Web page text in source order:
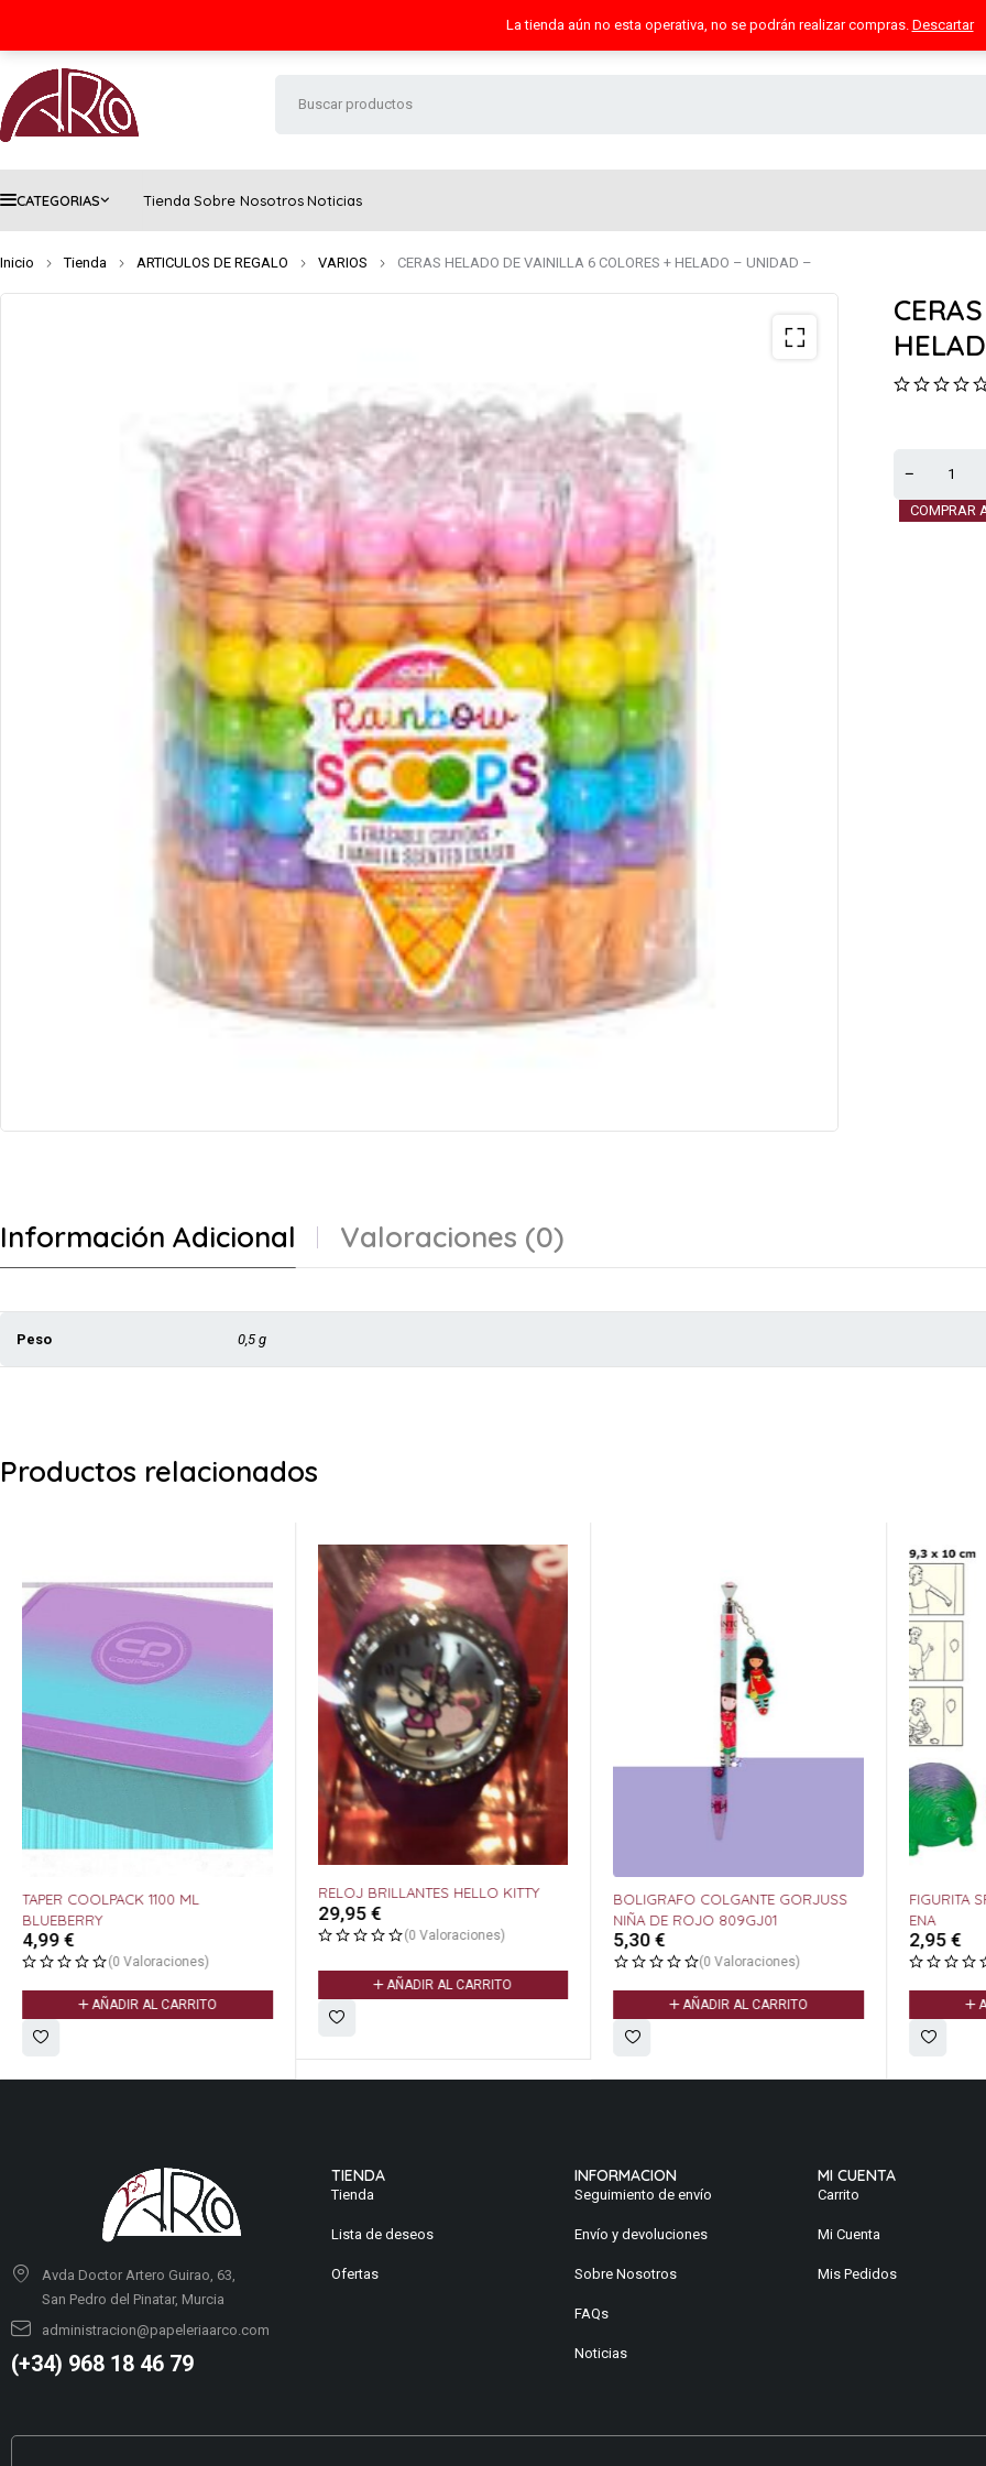
La tienda aún no esta operativa, no se podrán realizar compras. Descartar
CATEGORIAS Tienda Sobre NosotrosNoticias
Inicio Tienda ARTICULOS DE REGALO VARIOS CERAS HELADO DE VAINILLA 6 COLORES + HELADO – UNIDAD –
COMPRAR
Información Adicional Valoraciones (0)
Peso 0,5 g
Productos relacionados
TAPER COOLPACK 1100 ML
BLUEBERRY
4,99 €
(0 Valoraciones)
AÑADIR AL CARRITO
RELOJ BRILLANTES HELLO KITTY
29,95 €
(0 Valoraciones)
AÑADIR AL CARRITO
BOLIGRAFO COLGANTE GORJUSS
NIÑA DE ROJO 809GJ01
5,30€
(0 Valoraciones)
AÑADIR AL CARRITO
FIGURITA
ENA
2,95€
Avda Doctor Artero Guirao, 63,
San Pedro del Pinatar, Murcia
administracion@papeleriaarco.com
(+34) 968 18 46 79
TIENDA
Tienda
Lista de deseos
Ofertas
INFORMACION
Seguimiento de envío
Envío y devoluciones
Sobre Nosotros
FAQs
Noticias
MI CUENTA
Carrito
Mi Cuenta
Mis Pedidos